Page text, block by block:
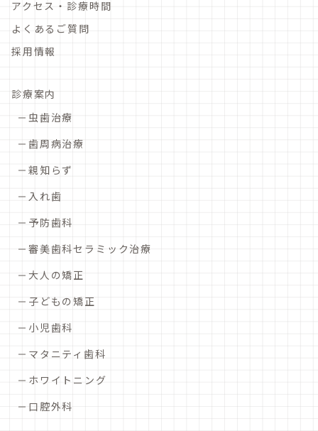
アクセス・診療時間
よくあるご質問
採用情報
診療案内
虫歯治療
歯周病治療
親知らず
入れ歯
予防歯科
審美歯科セラミック治療
大人の矯正
子どもの矯正
小児歯科
マタニティ歯科
ホワイトニング
口腔外科